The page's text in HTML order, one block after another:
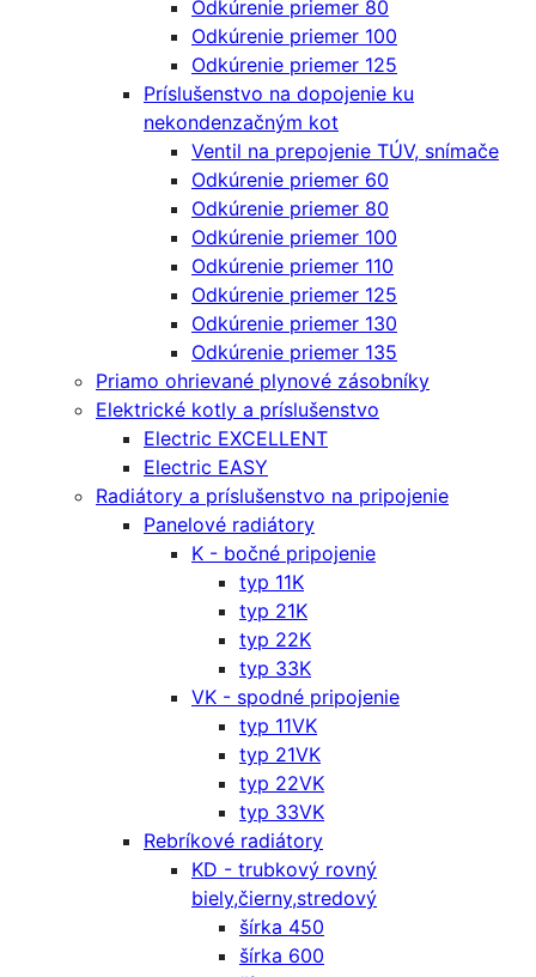
Odkúrenie priemer 80
Odkúrenie priemer 100
Odkúrenie priemer 125
Príslušenstvo na dopojenie ku
nekondenzačným kot
Ventil na prepojenie TÚV, snímače
Odkúrenie priemer 60
Odkúrenie priemer 80
Odkúrenie priemer 100
Odkúrenie priemer 110
Odkúrenie priemer 125
Odkúrenie priemer 130
Odkúrenie priemer 135
Priamo ohrievané plynové zásobníky
Elektrické kotly a príslušenstvo
Electric EXCELLENT
Electric EASY
Radiátory a príslušenstvo na pripojenie
Panelové radiátory
K - bočné pripojenie
typ 11K
typ 21K
typ 22K
typ 33K
VK - spodné pripojenie
typ 11VK
typ 21VK
typ 22VK
typ 33VK
Rebríkové radiátory
KD - trubkový rovný
biely,čierny,stredový
šírka 450
šírka 600